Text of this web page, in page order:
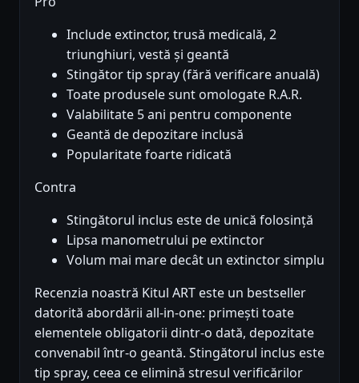
Include extinctor, trusă medicală, 2
triunghiuri, vestă și geantă
Stingător tip spray (fără verificare anuală)
Toate produsele sunt omologate R.A.R.
Valabilitate 5 ani pentru componente
Geantă de depozitare inclusă
Popularitate foarte ridicată
Contra
Stingătorul inclus este de unică folosință
Lipsa manometrului pe extinctor
Volum mai mare decât un extinctor simplu
Recenzia noastră Kitul ART este un bestseller
datorită abordării all-in-one: primești toate
elementele obligatorii dintr-o dată, depozitate
convenabil într-o geantă. Stingătorul inclus este
tip spray, ceea ce elimină stresul verificărilor